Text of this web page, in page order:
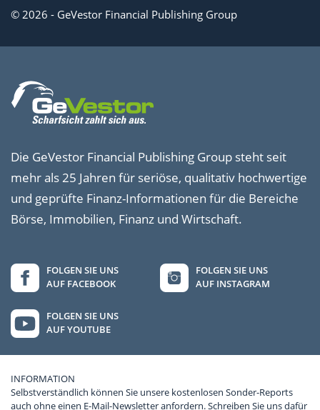
© 2026 - GeVestor Financial Publishing Group
Die GeVestor Financial Publishing Group steht seit
mehr als 25 Jahren für seriöse, qualitativ hochwertige
und geprüfte Finanz-Informationen für die Bereiche
Börse, Immobilien, Finanz und Wirtschaft.
FOLGEN SIE UNS
AUF FACEBOOK
FOLGEN SIE UNS
AUF INSTAGRAM
FOLGEN SIE UNS
AUF YOUTUBE
INFORMATION
Selbstverständlich können Sie unsere kostenlosen Sonder-Reports
auch ohne einen E-Mail-Newsletter anfordern. Schreiben Sie uns dafür